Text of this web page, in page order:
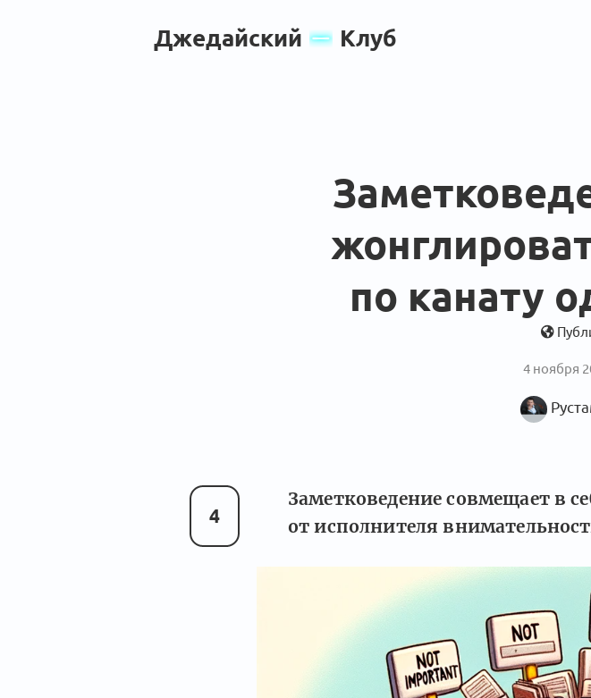
Джедайский Клуб
по канату
4 ноября
4
Заметковедение совмещает в
от исполнителя